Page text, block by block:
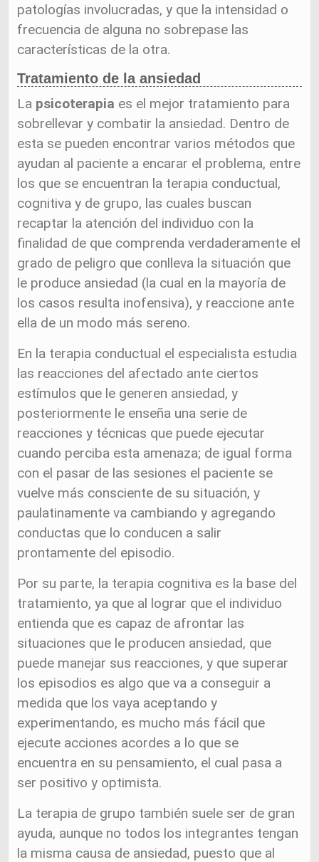
patologías involucradas, y que la intensidad o
frecuencia de alguna no sobrepase las
características de la otra.
Tratamiento de la ansiedad
La psicoterapia es el mejor tratamiento para
sobrellevar y combatir la ansiedad. Dentro de
esta se pueden encontrar varios métodos que
ayudan al paciente a encarar el problema, entre
los que se encuentran la terapia conductual,
cognitiva y de grupo, las cuales buscan
recaptar la atención del individuo con la
finalidad de que comprenda verdaderamente el
grado de peligro que conlleva la situación que
le produce ansiedad (la cual en la mayoría de
los casos resulta inofensiva), y reaccione ante
ella de un modo más sereno.
En la terapia conductual el especialista estudia
las reacciones del afectado ante ciertos
estímulos que le generen ansiedad, y
posteriormente le enseña una serie de
reacciones y técnicas que puede ejecutar
cuando perciba esta amenaza; de igual forma
con el pasar de las sesiones el paciente se
vuelve más consciente de su situación, y
paulatinamente va cambiando y agregando
conductas que lo conducen a salir
prontamente del episodio.
Por su parte, la terapia cognitiva es la base del
tratamiento, ya que al lograr que el individuo
entienda que es capaz de afrontar las
situaciones que le producen ansiedad, que
puede manejar sus reacciones, y que superar
los episodios es algo que va a conseguir a
medida que los vaya aceptando y
experimentando, es mucho más fácil que
ejecute acciones acordes a lo que se
encuentra en su pensamiento, el cual pasa a
ser positivo y optimista.
La terapia de grupo también suele ser de gran
ayuda, aunque no todos los integrantes tengan
la misma causa de ansiedad, puesto que al